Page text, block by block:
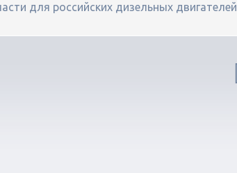
для российских дизельных двигателей